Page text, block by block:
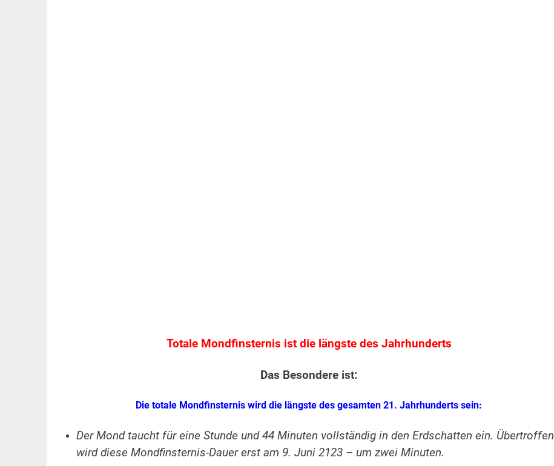
Totale Mondfinsternis ist die längste des Jahrhunderts
Das Besondere ist:
Die totale Mondfinsternis wird die längste des gesamten 21. Jahrhunderts sein:
Der Mond taucht für eine Stunde und 44 Minuten vollständig in den Erdschatten ein. Übertroffen
wird diese Mondfinsternis-Dauer erst am 9. Juni 2123 – um zwei Minuten.